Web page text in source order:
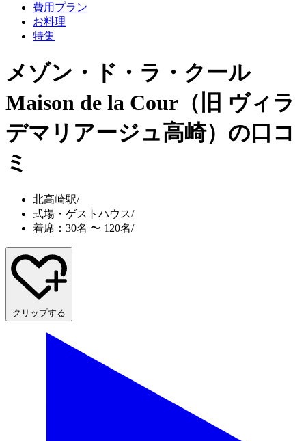
費用プラン
お料理
特集
メゾン・ド・ラ・クール
Maison de la Cour（旧 ヴィラ
デマリアージュ高崎） の口コ
ミ
北高崎駅/
式場・ゲストハウス/
着席：30名 〜 120名/
クリップする